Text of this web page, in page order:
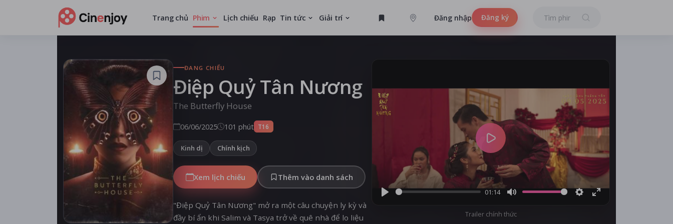
Trang chủ Phim Lịch chiếu Rạp Tin tức Giải trí
MỚI
Đăng nhập Đăng ký
ĐANG CHIẾU
Điệp Quỷ Tân Nương
The Butterfly House
06/06/2025 101 phút T16
Kinh dị Chính kịch
Xem lịch chiếu Thêm vào danh sách
"Điệp Quỷ Tân Nương" mở ra một câu chuyện ly kỳ và
đầy bí ẩn khi Salim và Tasya trở về quê nhà để lo liệu
01:14
Play
Trailer chính thức